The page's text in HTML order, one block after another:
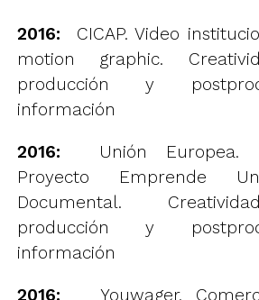
2016:
CICAP. Video
motion graphic.
producción y
información
2016:
Unión Europea.
Proyecto Emprende
Documental.
producción y
información
2016:Youwager.